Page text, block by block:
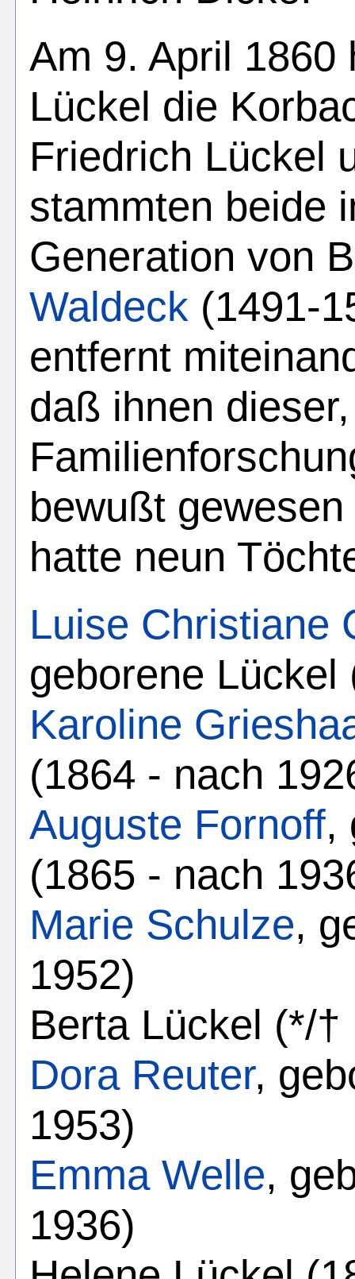
Am 9. April 1860
Lückel die
Friedrich Lückel
stammten beide
Generation von
Waldeck (1491-
entfernt
daß ihnen
bewußt
hatte neun
Luise Christiane
geborene Lückel
Karoline
(1864 - nach
Auguste Fornoff,
(1865 - nach
Marie Schulze,
1952)
Berta Lückel (*/†
Dora Reuter,
1953)
Emma Welle,
1936)